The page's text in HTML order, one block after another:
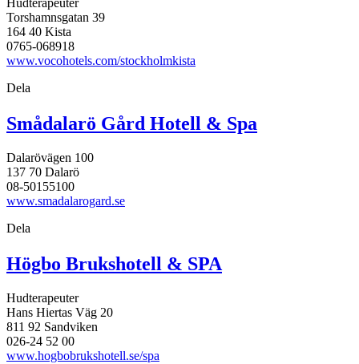
Hudterapeuter
Torshamnsgatan 39
164 40 Kista
0765-068918
www.vocohotels.com/stockholmkista
Dela
Smådalarö Gård Hotell & Spa
Dalarövägen 100
137 70 Dalarö
08-50155100
www.smadalarogard.se
Dela
Högbo Brukshotell & SPA
Hudterapeuter
Hans Hiertas Väg 20
811 92 Sandviken
026-24 52 00
www.hogbobrukshotell.se/spa